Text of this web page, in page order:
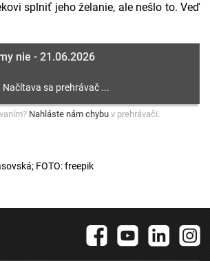
splniť jeho želanie, ale nešlo to. Veď
nie - 21.06.2026
Nahláste nám chybu v prehrávači.
FOTO: freepik